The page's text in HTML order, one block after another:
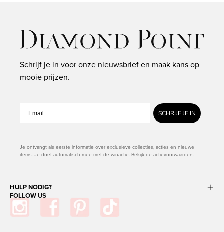
Schrijf je in voor onze nieuwsbrief en maak kans op
mooie prijzen.
SCHRIJF JE IN
Je ontvangt als eerste informatie over exclusieve collecties, acties en nieuwe
items. Je doet automatisch mee met de winactie. Bekijk de actievoorwaarden.
HULP NODIG?
FOLLOW US